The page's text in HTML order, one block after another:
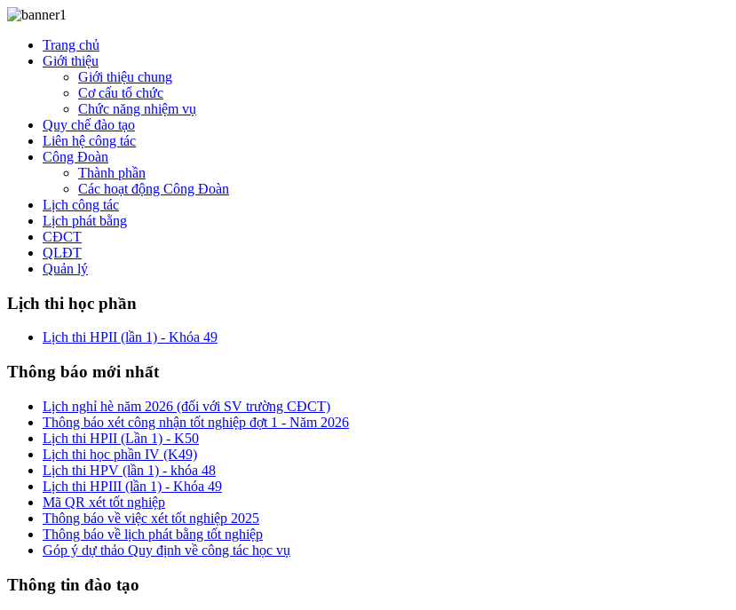
Trang chủ
Giới thiệu
Giới thiệu chung
Cơ cấu tổ chức
Chức năng nhiệm vụ
Quy chế đào tạo
Liên hệ công tác
Công Đoàn
Thành phần
Các hoạt động Công Đoàn
Lịch công tác
Lịch phát bằng
CĐCT
QLĐT
Quản lý
Lịch thi học phần
Lịch thi HPII (lần 1) - Khóa 49
Thông báo mới nhất
Lịch nghỉ hè năm 2026 (đối với SV trường CĐCT)
Thông báo xét công nhận tốt nghiệp đợt 1 - Năm 2026
Lịch thi HPII (Lần 1) - K50
Lịch thi học phần IV (K49)
Lịch thi HPV (lần 1) - khóa 48
Lịch thi HPIII (lần 1) - Khóa 49
Mã QR xét tốt nghiệp
Thông báo về việc xét tốt nghiệp 2025
Thông báo về lịch phát bằng tốt nghiệp
Góp ý dự thảo Quy định về công tác học vụ
Thông tin đào tạo